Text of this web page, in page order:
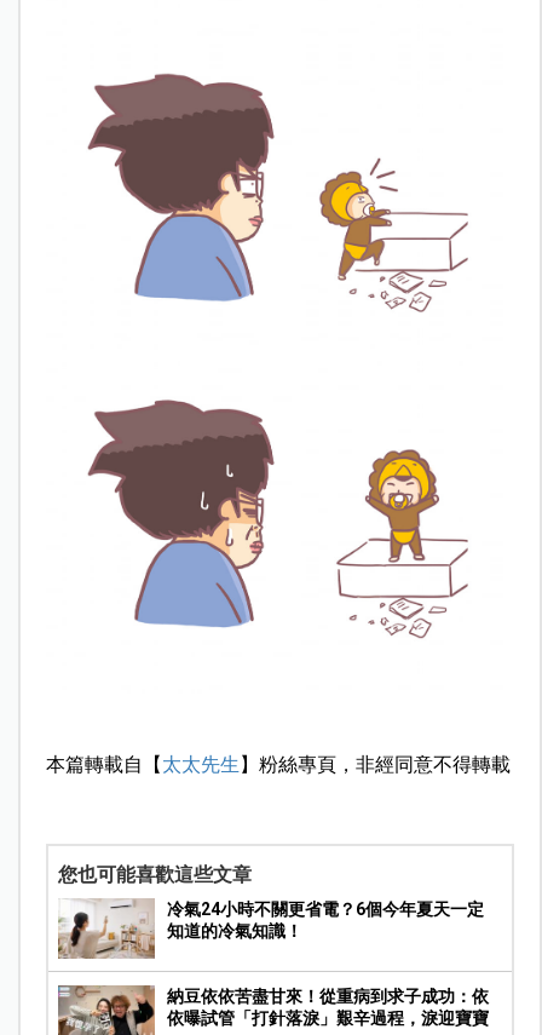
本篇轉載自【 太太先生 】粉絲專頁，非經同意不得轉載
您也可能喜歡這些文章
冷氣24小時不關更省電？6個今年夏天一定
知道的冷氣知識！
納豆依依苦盡甘來！從重病到求子成功：依
依曝試管「打針落淚」艱辛過程，淚迎寶寶